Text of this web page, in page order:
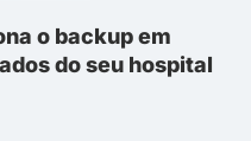
o backup em
do seu hospital